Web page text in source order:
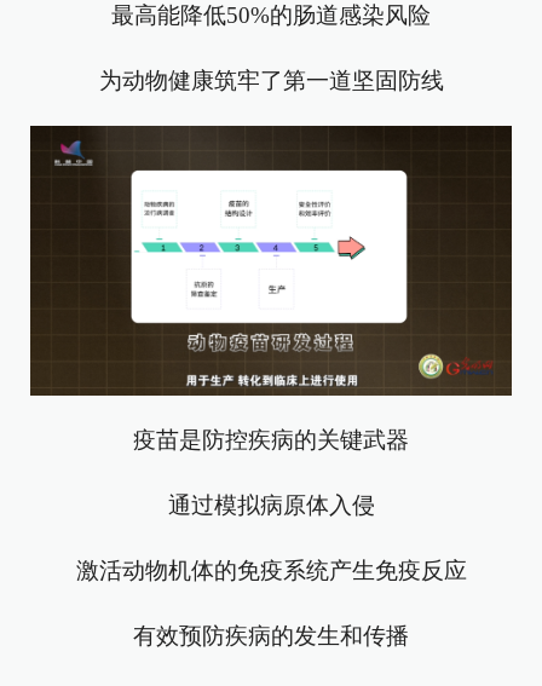
最高能降低50%的肠道感染风险
为动物健康筑牢了第一道坚固防线
疫苗是防控疾病的关键武器
通过模拟病原体入侵
激活动物机体的免疫系统产生免疫反应
有效预防疾病的发生和传播